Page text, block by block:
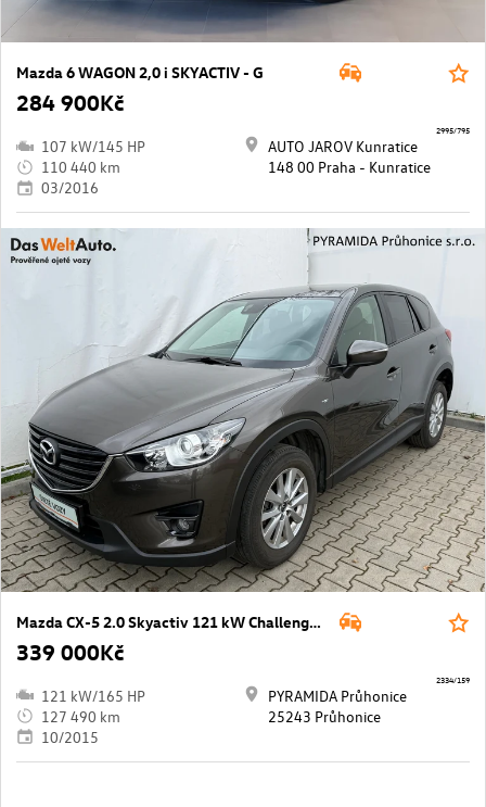
Mazda 6 WAGON 2,0 i SKYACTIV - G
284 900Kč
107 kW/145 HP
110 440 km
03/2016
AUTO JAROV Kunratice
148 00 Praha - Kunratice
2995/795
Mazda CX-5 2.0 Skyactiv 121 kW Challenge 4x4
339 000Kč
121 kW/165 HP
127 490 km
10/2015
PYRAMIDA Průhonice
25243 Průhonice
2334/159